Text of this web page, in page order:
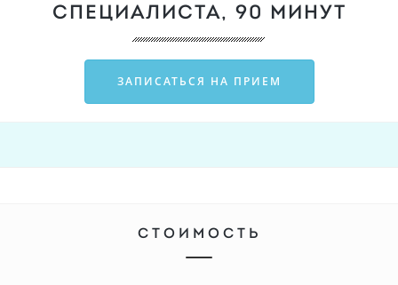
СПЕЦИАЛИСТА, 90 МИНУТ
ЗАПИСАТЬСЯ НА ПРИЕМ
СТОИМОСТЬ